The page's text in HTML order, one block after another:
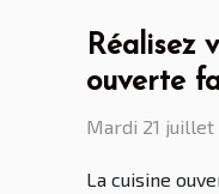
Réalisez
ouverte
cuisiniste
Mardi 21 juillet
La cuisine